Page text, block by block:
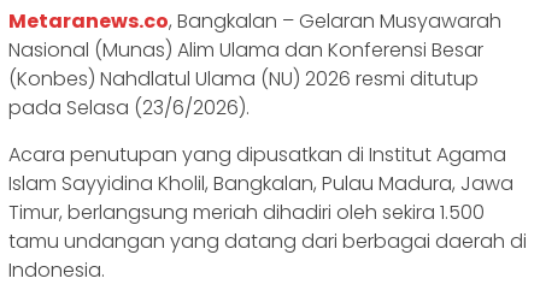
Metaranews.co, Bangkalan – Gelaran Musyawarah
Nasional (Munas) Alim Ulama dan Konferensi Besar
(Konbes) Nahdlatul Ulama (NU) 2026 resmi ditutup
pada Selasa (23/6/2026).
‎Acara penutupan yang dipusatkan di Institut Agama
Islam Sayyidina Kholil, Bangkalan, Pulau Madura, Jawa
Timur, berlangsung meriah dihadiri oleh sekira 1.500
tamu undangan yang datang dari berbagai daerah di
Indonesia.